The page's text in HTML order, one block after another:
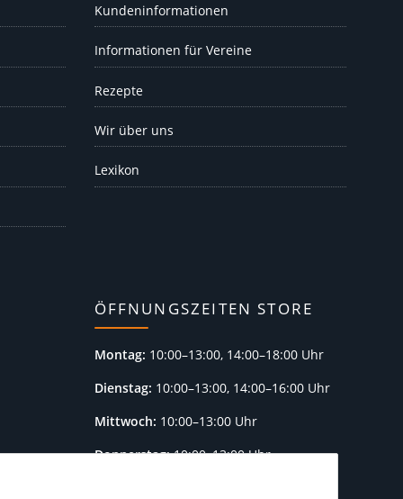
Kundeninformationen
Informationen für Vereine
Rezepte
Wir über uns
Lexikon
ÖFFNUNGSZEITEN STORE
Montag: 10:00–13:00, 14:00–18:00 Uhr
Dienstag: 10:00–13:00, 14:00–16:00 Uhr
Mittwoch: 10:00–13:00 Uhr
Donnerstag:10:00–13:00 Uhr